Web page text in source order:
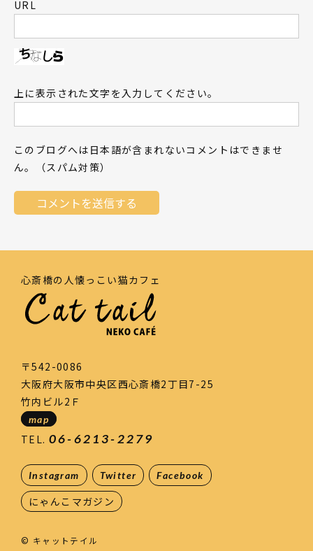
URL
上に表示された文字を入力してください。
このブログへは日本語が含まれないコメントはできませ
ん。（スパム対策）
心斎橋の人懐っこい猫カフェ
〒542-0086
大阪府大阪市中央区西心斎橋2丁目7-25
竹内ビル2Ｆ
map
TEL. 06-6213-2279
Instagram Twitter Facebook
にゃんこマガジン
© キャットテイル